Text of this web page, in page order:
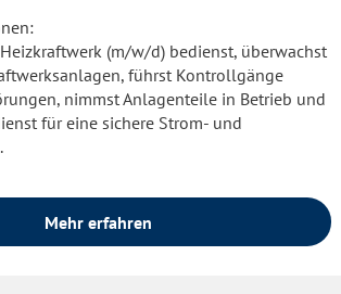
(m/w/d) bedienst, überwachst
führst Kontrollgänge
nimmst Anlagenteile in Betrieb und
für eine sichere Strom- und
Mehr erfahren